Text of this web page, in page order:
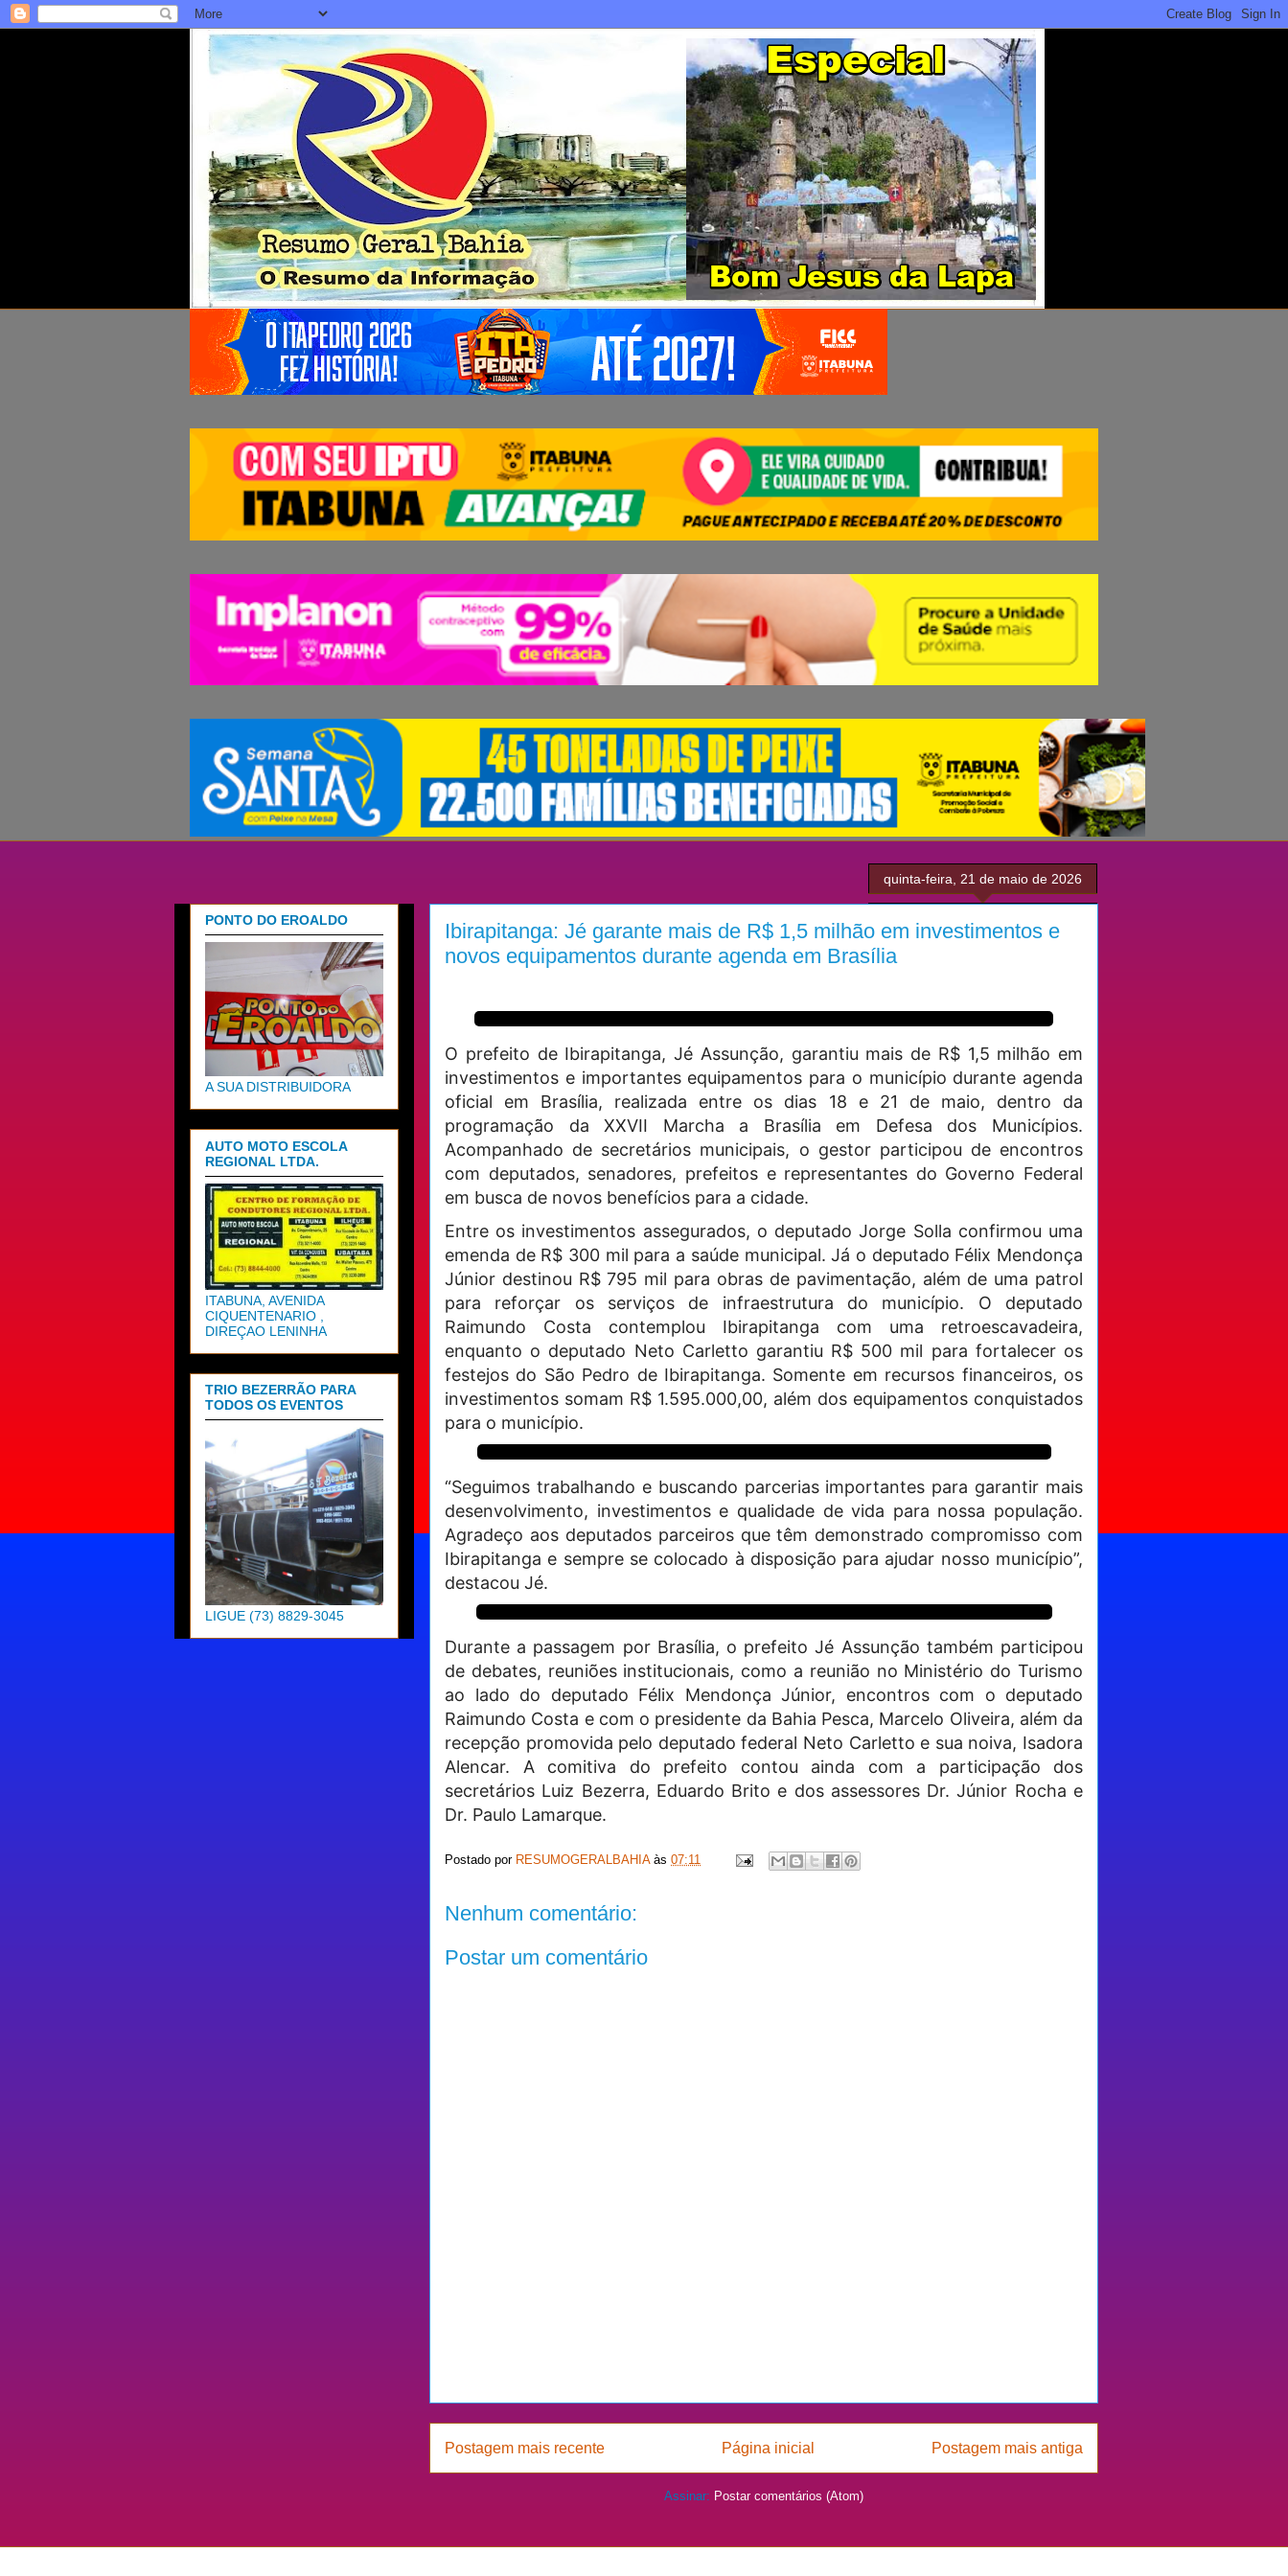
quinta-feira, 21 de maio de 2026
Ibirapitanga: Jé garante mais de R$ 1,5 milhão em investimentos e
novos equipamentos durante agenda em Brasília
O prefeito de Ibirapitanga, Jé Assunção, garantiu mais de R$ 1,5 milhão em
investimentos e importantes equipamentos para o município durante agenda
oficial em Brasília, realizada entre os dias 18 e 21 de maio, dentro da
programação da XXVII Marcha a Brasília em Defesa dos Municípios.
Acompanhado de secretários municipais, o gestor participou de encontros
com deputados, senadores, prefeitos e representantes do Governo Federal
em busca de novos benefícios para a cidade.
Entre os investimentos assegurados, o deputado Jorge Solla confirmou uma
emenda de R$ 300 mil para a saúde municipal. Já o deputado Félix Mendonça
Júnior destinou R$ 795 mil para obras de pavimentação, além de uma patrol
para reforçar os serviços de infraestrutura do município. O deputado
Raimundo Costa contemplou Ibirapitanga com uma retroescavadeira,
enquanto o deputado Neto Carletto garantiu R$ 500 mil para fortalecer os
festejos do São Pedro de Ibirapitanga. Somente em recursos financeiros, os
investimentos somam R$ 1.595.000,00, além dos equipamentos conquistados
para o município.
“Seguimos trabalhando e buscando parcerias importantes para garantir mais
desenvolvimento, investimentos e qualidade de vida para nossa população.
Agradeço aos deputados parceiros que têm demonstrado compromisso com
Ibirapitanga e sempre se colocado à disposição para ajudar nosso município”,
destacou Jé.
Durante a passagem por Brasília, o prefeito Jé Assunção também participou
de debates, reuniões institucionais, como a reunião no Ministério do Turismo
ao lado do deputado Félix Mendonça Júnior, encontros com o deputado
Raimundo Costa e com o presidente da Bahia Pesca, Marcelo Oliveira, além da
recepção promovida pelo deputado federal Neto Carletto e sua noiva, Isadora
Alencar. A comitiva do prefeito contou ainda com a participação dos
secretários Luiz Bezerra, Eduardo Brito e dos assessores Dr. Júnior Rocha e
Dr. Paulo Lamarque.
Postado por RESUMOGERALBAHIA às 07:11
Nenhum comentário:
Postar um comentário
Postagem mais recente Postagem mais antiga
Página inicial
Assinar: Postar comentários (Atom)
PONTO DO EROALDO
A SUA DISTRIBUIDORA
AUTO MOTO ESCOLA
REGIONAL LTDA.
ITABUNA, AVENIDA
CIQUENTENARIO ,
DIREÇAO LENINHA
TRIO BEZERRÃO PARA
TODOS OS EVENTOS
LIGUE (73) 8829-3045